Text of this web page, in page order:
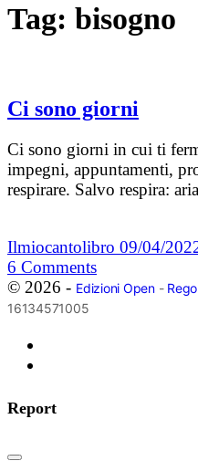
Tag: bisogno
Ci sono giorni
Ci sono giorni in cui ti
impegni, appuntamenti,
respirare. Salvo respira:
Ilmiocantolibro 09/04/
6 Comments
© 2026 - Edizioni Open-
16134571005
Report